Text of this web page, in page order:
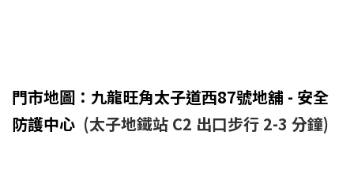
門市地圖：九龍旺角太子道西87號地舖 - 安全
防護中心 (太子地鐵站 C2 出口步行 2-3 分鐘)